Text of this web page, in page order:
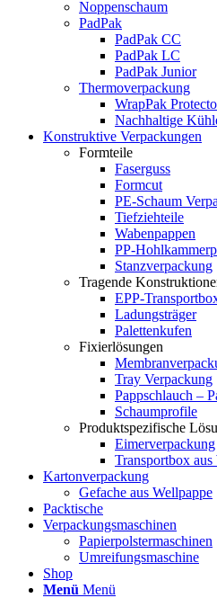
Noppenschaum
PadPak
PadPak CC
PadPak LC
PadPak Junior
Thermoverpackung
WrapPak
Nachhaltige
Konstruktive Verpackungen
Formteile
Faserguss
Formcut
PE-Schaum
Tiefziehteile
Wabenpappen
PP-
Stanzverpackung
Tragende
EPP-
Ladungsträger
Palettenkufen
Fixierlösungen
Tray Verpackung
Pappschlauch –
Schaumprofile
Produktspezifische
Eimerverpackung
Transportbox aus
Kartonverpackung
Gefache aus Wellpappe
Packtische
Verpackungsmaschinen
Papierpolstermaschinen
Umreifungsmaschine
Shop
Menü Menü